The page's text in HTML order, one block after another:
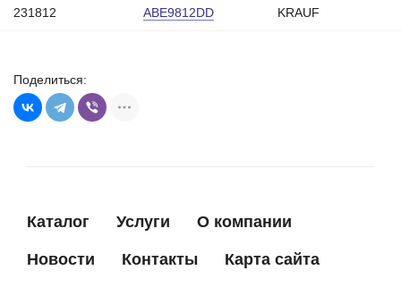
231812 ABE9812DD KRAUF
Поделиться:
Каталог Услуги О компании
Новости Контакты Карта сайта